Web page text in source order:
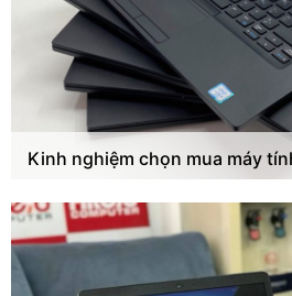
Kinh nghiệm chọn mua máy